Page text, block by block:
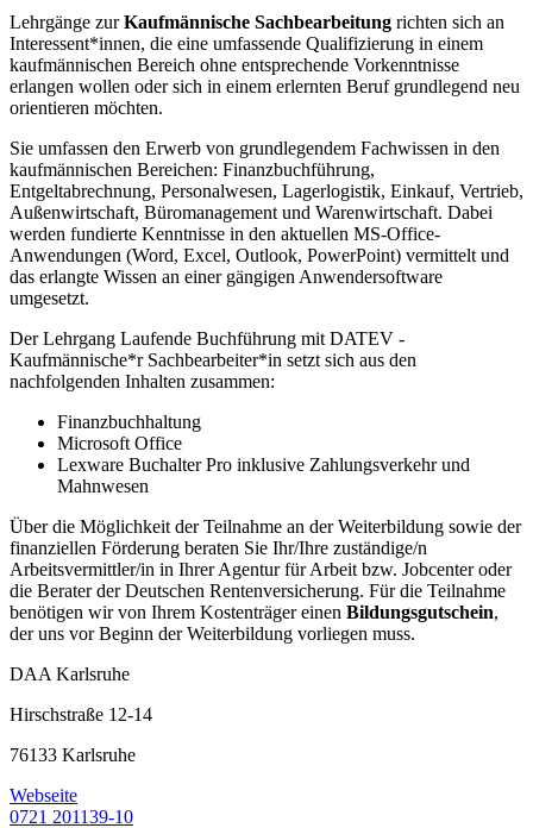
Lehrgänge zurKaufmännische Sachbearbeitung richten sich an
Interessent*innen, die eine umfassende Qualifizierung in einem
kaufmännischen Bereich ohne entsprechende Vorkenntnisse
erlangen wollen oder sich in einem erlernten Beruf grundlegend neu
orientieren möchten.
Sie umfassen den Erwerb von grundlegendem Fachwissen in den
kaufmännischen Bereichen: Finanzbuchführung,
Entgeltabrechnung, Personalwesen, Lagerlogistik, Einkauf, Vertrieb,
Außenwirtschaft, Büromanagement und Warenwirtschaft. Dabei
werden fundierte Kenntnisse in den aktuellen MS-Office-
Anwendungen (Word, Excel, Outlook, PowerPoint) vermittelt und
das erlangte Wissen an einer gängigen Anwendersoftware
umgesetzt.
Der Lehrgang Laufende Buchführung mit DATEV -
Kaufmännische*r Sachbearbeiter*in setzt sich aus den
nachfolgenden Inhalten zusammen:
Finanzbuchhaltung
Microsoft Office
Lexware Buchalter Pro inklusive Zahlungsverkehr und
Mahnwesen
Über die Möglichkeit der Teilnahme an der Weiterbildung sowie der
finanziellen Förderung beraten Sie Ihr/Ihre zuständige/n
Arbeitsvermittler/in in Ihrer Agentur für Arbeit bzw. Jobcenter oder
die Berater der Deutschen Rentenversicherung. Für die Teilnahme
benötigen wir von Ihrem Kostenträger einen Bildungsgutschein,
der uns vor Beginn der Weiterbildung vorliegen muss.
DAA Karlsruhe
Hirschstraße 12-14
76133 Karlsruhe
Webseite
0721 201139-10